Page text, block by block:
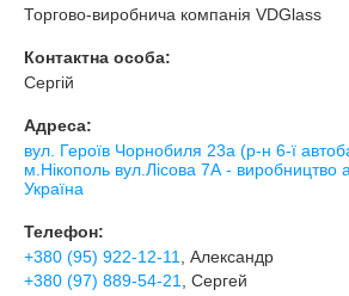
Торгово-виробнича компанія VDGlass
Контактна особа:
Сергій
Адреса:
вул. Героїв Чорнобиля 23а (р-н 6-ї
м.Нікополь вул.Лісова 7А - виробництво
Україна
Телефон:
+380 (95) 922-12-11
, Александр
+380 (97) 889-54-21
, Сергей